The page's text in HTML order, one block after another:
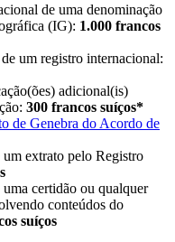
de uma denominação
(IG): 1.000 francos
um registro internacional:
adicional(is)
300 francos suíços*​​​​​​​
de Genebra do Acordo de
extrato pelo Registro
certidão ou qualquer
conteúdos do
suíços​​​​​​​